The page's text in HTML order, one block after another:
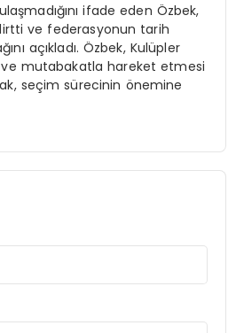
ifade eden Özbek,
ve federasyonun tarih
açıkladı. Özbek, Kulüpler
ve mutabakatla hareket etmesi
seçim sürecinin önemine